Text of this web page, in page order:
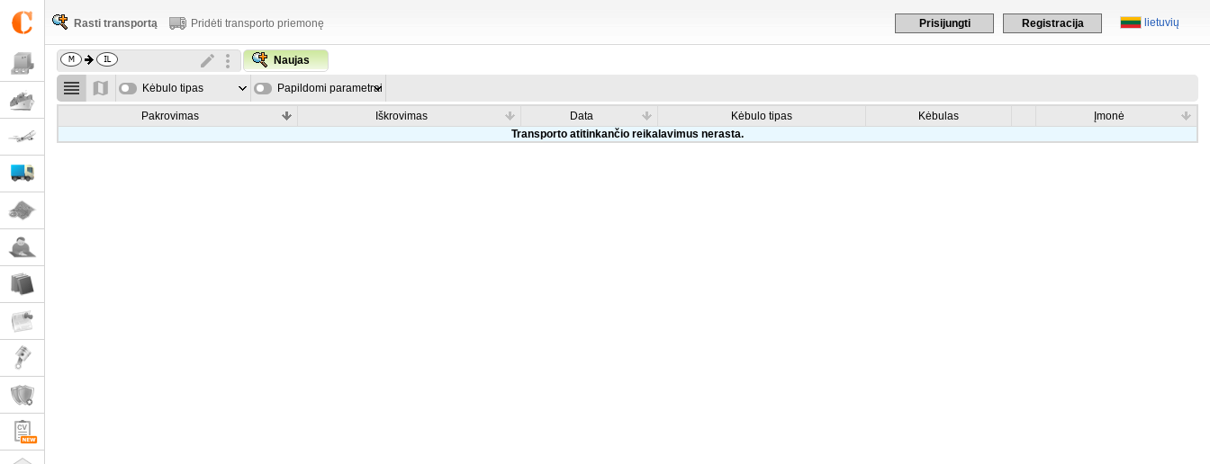
lietuvių
Prisijungti Registracija
Rasti transportą Pridėti transporto priemonę
Naujas
Kėbulo tipas Papildomi parametrai
Pakrovimas Iškrovimas Data Kėbulo tipas Kėbulas
Įmonė
Transporto atitinkančio reikalavimus nerasta.